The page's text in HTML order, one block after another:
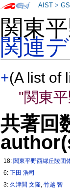
関東
関連
+(A list of
"関東
共著回
18: 関東平野西縁丘陵団
6:正田 浩司
3: 久津間 文隆,竹越 智
AIST >